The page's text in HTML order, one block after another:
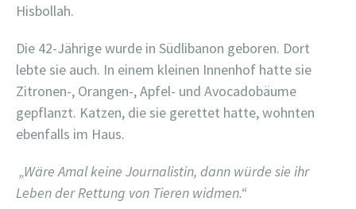
Hisbollah.
Die 42-Jährige wurde in Südlibanon geboren. Dort
lebte sie auch. In einem kleinen Innenhof hatte sie
Zitronen-, Orangen-, Apfel- und Avocadobäume
gepflanzt. Katzen, die sie gerettet hatte, wohnten
ebenfalls im Haus.
„Wäre Amal keine Journalistin, dann würde sie ihr
Leben der Rettung von Tieren widmen.“